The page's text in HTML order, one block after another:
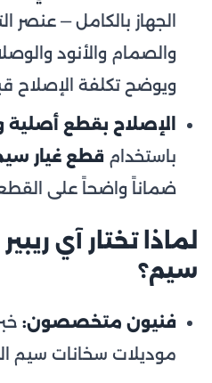
الجهاز بالكامل — عنصر
والصمام والأنود
ويوضح تكلفة الإصلاح
الإصلاح بقطع
باستخدام قطع غيار
ضماناً واضحاً على
لماذا تختار آي
سيم؟
فنيون متخصصون:
موديلات سخانات سيم